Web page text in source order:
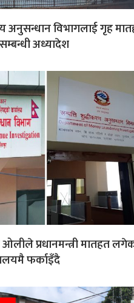
अनुसन्धान विभागलाई गृह
अध्यादेश
प्रधानमन्त्री मातहत
फर्काइँदै